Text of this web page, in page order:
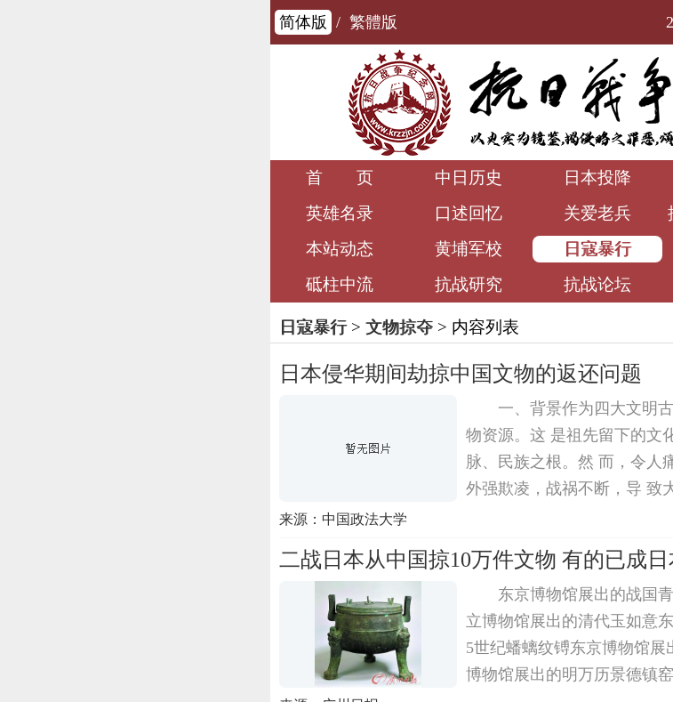
简体版 / 繁體版
首 页 中日历史 日本投降
英雄名录
口述回忆 关爱老兵
本站动态
黄埔军校 日寇暴行
砥柱中流
抗战研究 抗战论坛
日寇暴行> 文物掠夺 > 内容列表
日本侵华期间劫掠中国文物的返还问题
一、背景作为四大文明
物资源。这 是祖先留下的文
脉、民族之根。然 而，令人
外强欺凌，战祸不断，导 致
外，我国因而成为文物流失
来源：中国政法大学
二战日本从中国掠10万件文物 有的已成
东京博物馆展出的战国
立博物馆展出的清代玉如意
5世纪蟠螭纹镈东京博物馆
博物馆展出的明万历景德镇